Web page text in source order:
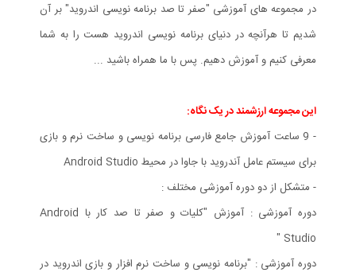
در مجموعه های آموزشی "صفر تا صد برنامه نویسی اندروید" بر آن
شدیم تا هرآنچه در دنیای برنامه نویسی اندروید هست را به شما
معرفی کنیم و آموزش دهیم. پس با ما همراه باشید ...
این مجموعه ارزشمند در یک نگاه:
- 9 ساعت آموزش جامع فارسی برنامه نویسی و ساخت نرم و بازی
برای سیستم عامل آندروید با جاوا در محیط Android Studio
- متشکل از دو دوره آموزشی مختلف :
دوره آموزشی : آموزش "کلیات و صفر تا صد کار با Android
Studio "
دوره آموزشی : "برنامه نویسی و ساخت نرم افزار و بازی اندروید در